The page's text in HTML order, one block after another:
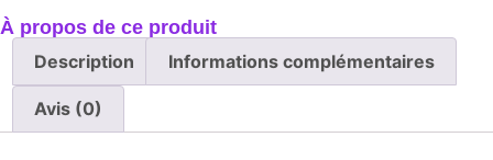
À propos de ce produit
Description
Informations complémentaires
Avis (0)